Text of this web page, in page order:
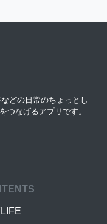
どの日常のちょっとし
つなげるアプリです。